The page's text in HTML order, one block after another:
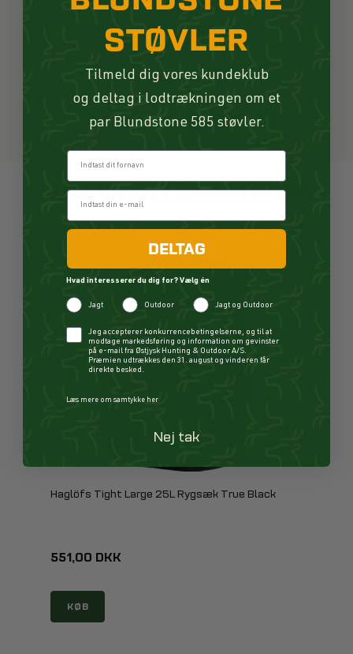
Collonil Carbon Pro 300 ML
115,00 DKK
På lager
KØB
ANDRE ALTERNATIVER
Haglöfs Tight Large 25L Rygsæk True Black
551,00 DKK
KØB
STØVLER
Tilmeld dig vores kundeklub
og deltag i lodtrækningen om et
par Blundstone 585 støvler.
Fornavn
DELTAG
Hvad interesserer du dig for? Vælg én
Jagt Outdoor Jagt og Outdoor
CheckboxJeg accepterer konkurrencebetingelserne, og til at
modtage markedsføring og information om gevinster
på e-mail fra Østjysk Hunting & Outdoor A/S.
Præmien udtrækkes den 31. august og vinderen får
direkte besked.
Læs mere om samtykke her
Nej tak